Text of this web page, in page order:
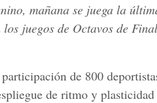
mañana se juega la
juegos de Octavos de
de 800
de ritmo y